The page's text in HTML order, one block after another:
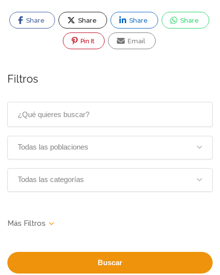
Share Share Share Share
Pin It Email
Filtros
Todas las poblaciones
Todas las categorías
Buscar